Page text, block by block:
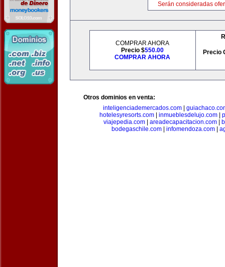
Serán consideradas
COMPRAR AHORA
Precio $550.00
COMPRAR AHORA
Precio
Otros dominios en venta:
inteligenciademercados.com
hotelesyresorts.com
inmueblesdelujo.com
viajepedia.com| areadecapacitacion.com|
bodegaschile.com| infomendoza.com|